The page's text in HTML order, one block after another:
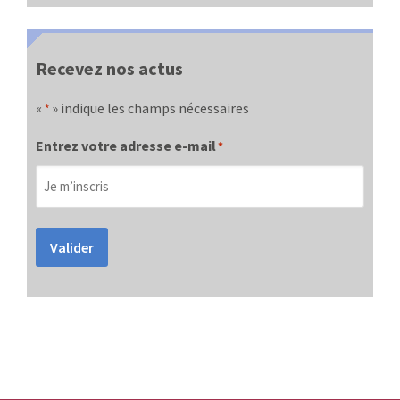
Recevez nos actus
« * » indique les champs nécessaires
Entrez votre adresse e-mail*
Valider